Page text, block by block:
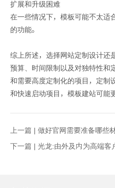
扩展和升级困难
在一些情况下，模板可能不太适
的功能。
综上所述，选择网站定制设计还
预算、时间限制以及对独特性和
和需要高度定制化的项目，定制
和快速启动项目，模板建站可能
上一篇 | 做好官网需要准备哪些
下一篇 | 光龙:由外及内为高端客